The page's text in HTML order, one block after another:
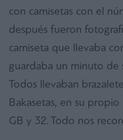
con camisetas con el
después fueron
camiseta que llevaba
guardaba un minuto de
Todos llevaban
Bakasetas, en su
GB y 32. Todo nos